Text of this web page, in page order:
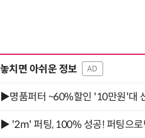
놓치면 아쉬운 정보 AD
▶명품퍼터 ~60%할인 '10만원'대
▶ '2m' 퍼팅, 100% 성공! 퍼팅으로